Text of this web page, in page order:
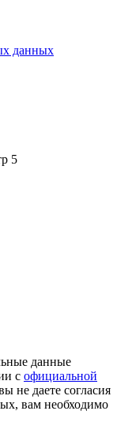
данных
5
данные
с официальной
не даете согласия
вам необходимо